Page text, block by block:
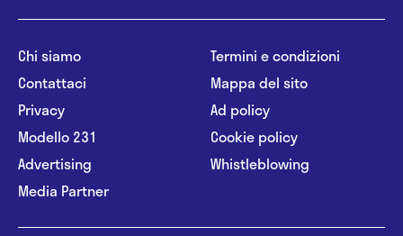
Chi siamo
Contattaci
Privacy
Modello 231
Advertising
Media Partner
Termini e condizioni
Mappa del sito
Ad policy
Cookie policy
Whistleblowing